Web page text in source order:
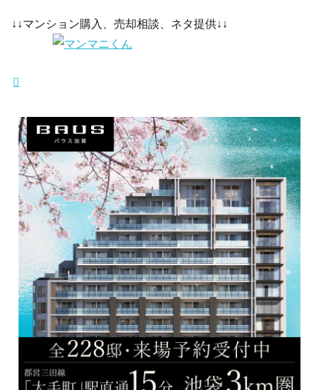
↓↓マンション購入、売却相談、ネタ提供↓↓